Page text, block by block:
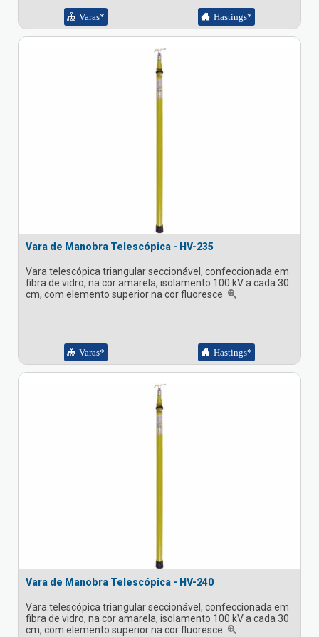
Varas* Hastings*
Vara de Manobra Telescópica - HV-235
Vara telescópica triangular seccionável, confeccionada em
fibra de vidro, na cor amarela, isolamento 100 kV a cada 30
cm, com elemento superior na cor fluoresce
Varas* Hastings*
Vara de Manobra Telescópica - HV-240
Vara telescópica triangular seccionável, confeccionada em
fibra de vidro, na cor amarela, isolamento 100 kV a cada 30
cm, com elemento superior na cor fluoresce